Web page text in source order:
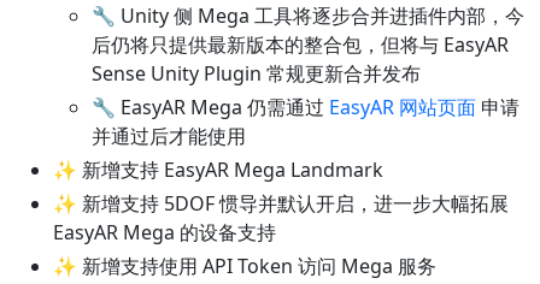
🔧 Unity 侧 Mega 工具将逐步合并进插件内部，今
后仍将只提供最新版本的整合包，但将与 EasyAR
Sense Unity Plugin 常规更新合并发布
🔧 EasyAR Mega 仍需通过 EasyAR 网站页面 申请
并通过后才能使用
✨ 新增支持 EasyAR Mega Landmark
✨ 新增支持 5DOF 惯导并默认开启，进一步大幅拓展
EasyAR Mega 的设备支持
✨ 新增支持使用 API Token 访问 Mega 服务